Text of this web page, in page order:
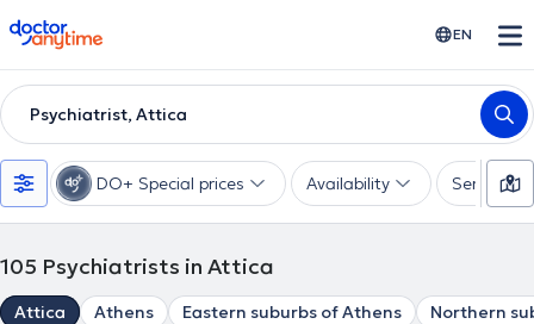
doctoranytime EN
Psychiatrist, Attica
DO+ Special prices Availability Services
105 Psychiatrists in Attica
Attica Athens Eastern suburbs of Athens Northern